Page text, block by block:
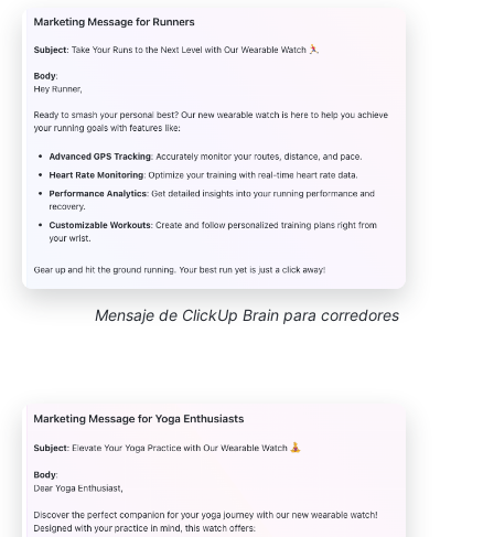
Mensaje de ClickUp Brain para corredores